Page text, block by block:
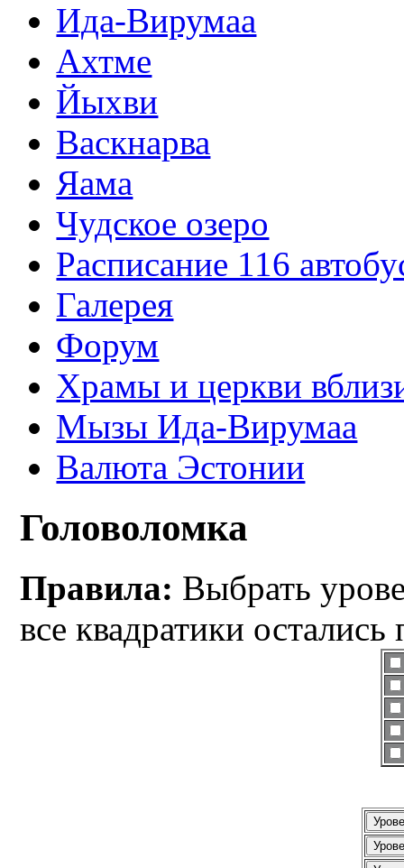
Ида-Вирумаа
Ахтме
Йыхви
Васкнарва
Яама
Чудское озеро
Расписание 116
Галерея
Форум
Храмы и церкви
Мызы Ида-Вирумаа
Валюта Эстонии
Головоломка
Правила: Выбрать
все квадратики